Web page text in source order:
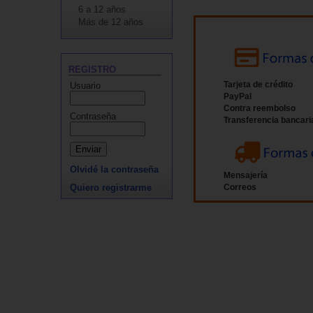
6 a 12 años
Más de 12 años
REGISTRO
Usuario
Contraseña
Olvidé la contraseña
Quiero registrarme
Tarjeta de crédito
PayPal
Contra reembolso
Transferencia
Mensajería
Correos